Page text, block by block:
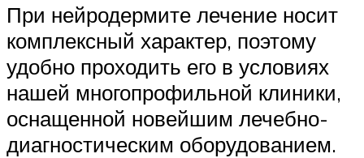
При нейродермите лечение носит
комплексный характер, поэтому
удобно проходить его в условиях
нашей многопрофильной клиники,
оснащенной новейшим лечебно-
диагностическим оборудованием.